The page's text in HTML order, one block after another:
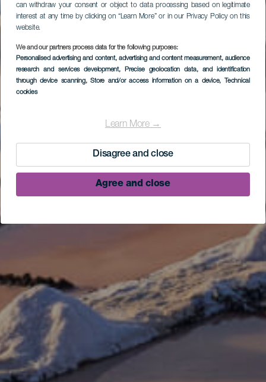
can withdraw your consent or object to data processing based on legitimate
interest at any time by clicking on “Learn More” or in our Privacy Policy on this
website.
We and our partners process data for the following purposes:
Personalised advertising and content, advertising and content measurement, audience
research and services development, Precise geolocation data, and identification
through device scanning, Store and/or access information on a device, Technical
cookies
Learn More →
Disagree and close
Agree and close